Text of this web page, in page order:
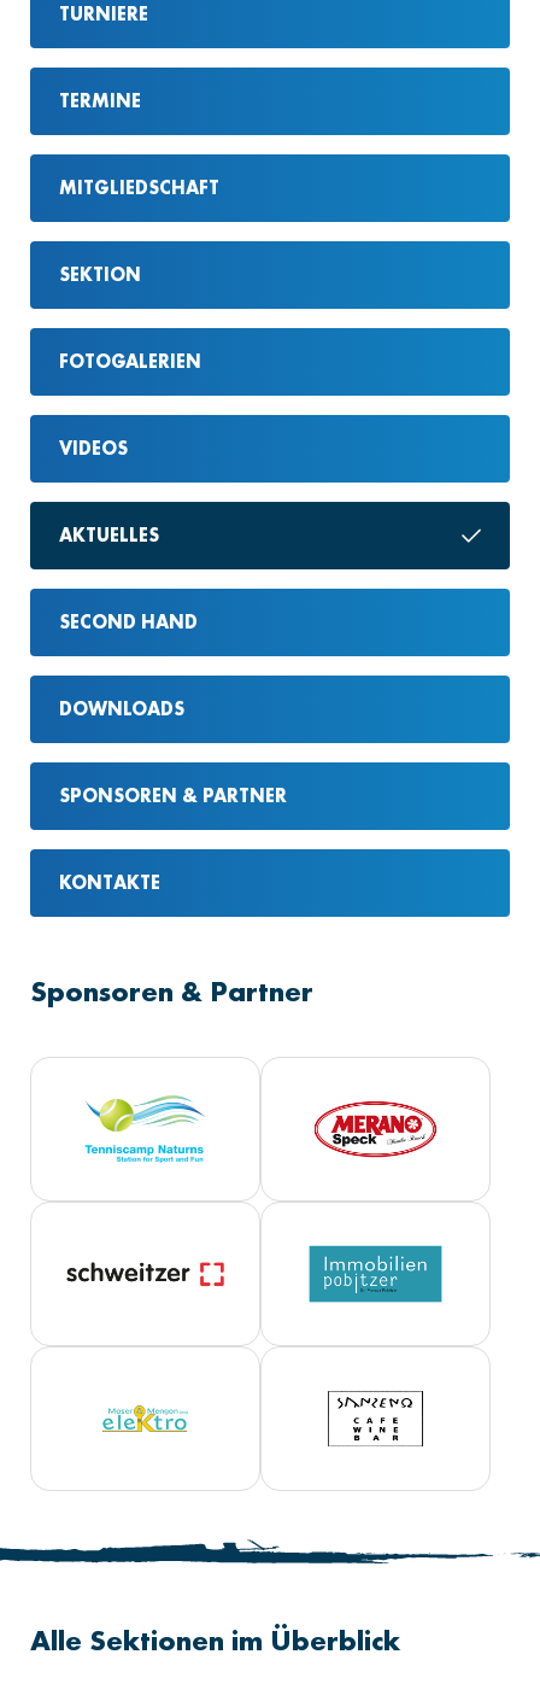
TURNIERE
TERMINE
MITGLIEDSCHAFT
SEKTION
FOTOGALERIEN
VIDEOS
AKTUELLES
SECOND HAND
DOWNLOADS
SPONSOREN & PARTNER
KONTAKTE
Sponsoren & Partner
Alle Sektionen im Überblick